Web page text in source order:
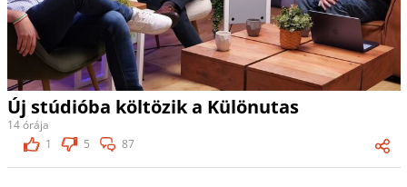
Új stúdióba költözik a Különutas
14 órája
1
5 87